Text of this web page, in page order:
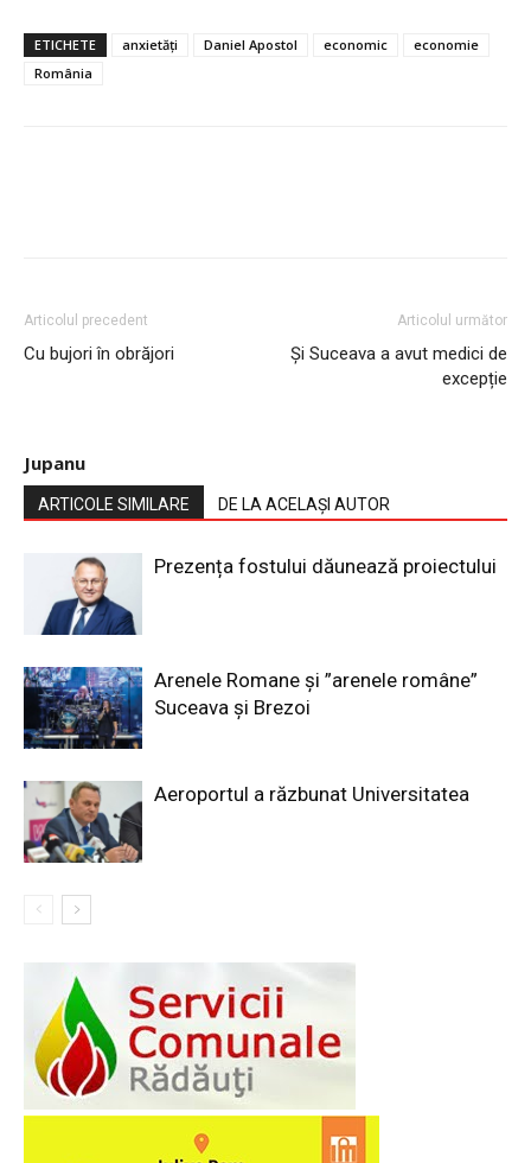
ETICHETE anxietăți Daniel Apostol economic
economie
România
Articolul precedent
Cu bujori în obrăjori
Articolul următor
Și Suceava a avut medici de
excepție
Jupanu
ARTICOLE SIMILARE DE LA ACELAȘI AUTOR
Prezența fostului dăunează proiectului
Arenele Romane și ”arenele române”
Suceava și Brezoi
Aeroportul a răzbunat Universitatea